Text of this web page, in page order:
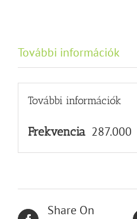
További információk
További információk
Frekvencia 287.000
Share On